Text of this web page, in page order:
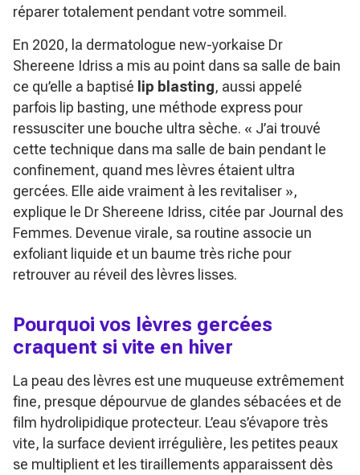
réparer totalement pendant votre sommeil.
En 2020, la dermatologue new-yorkaise Dr
Shereene Idriss a mis au point dans sa salle de bain
ce qu’elle a baptisé lip blasting, aussi appelé
parfois lip basting, une méthode express pour
ressusciter une bouche ultra sèche. « J’ai trouvé
cette technique dans ma salle de bain pendant le
confinement, quand mes lèvres étaient ultra
gercées. Elle aide vraiment à les revitaliser »,
explique le Dr Shereene Idriss, citée par Journal des
Femmes. Devenue virale, sa routine associe un
exfoliant liquide et un baume très riche pour
retrouver au réveil des lèvres lisses.
Pourquoi vos lèvres gercées
craquent si vite en hiver
La peau des lèvres est une muqueuse extrêmement
fine, presque dépourvue de glandes sébacées et de
film hydrolipidique protecteur. L’eau s’évapore très
vite, la surface devient irrégulière, les petites peaux
se multiplient et les tiraillements apparaissent dès